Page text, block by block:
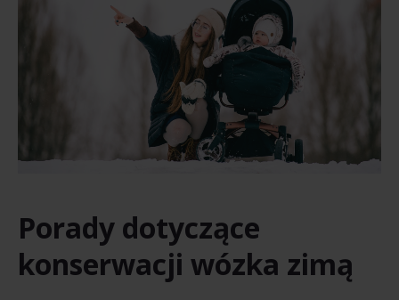
Porady dotyczące
konserwacji wózka zimą